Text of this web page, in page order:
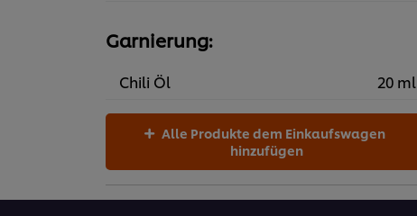
Garnierung:
Chili Öl 20 ml
hinzufügen